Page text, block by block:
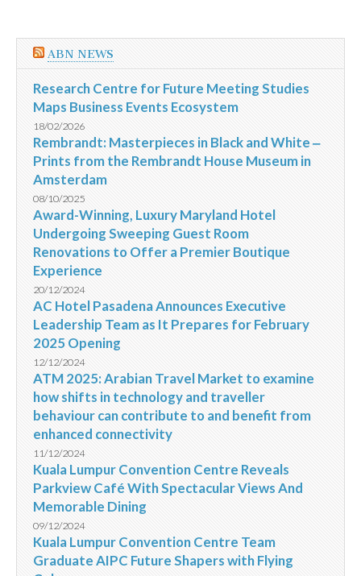
ABN NEWS
Research Centre for Future Meeting Studies
Maps Business Events Ecosystem
18/02/2026
Rembrandt: Masterpieces in Black and White ‒
Prints from the Rembrandt House Museum in
Amsterdam
08/10/2025
Award-Winning, Luxury Maryland Hotel
Undergoing Sweeping Guest Room
Renovations to Offer a Premier Boutique
Experience
20/12/2024
AC Hotel Pasadena Announces Executive
Leadership Team as It Prepares for February
2025 Opening
12/12/2024
ATM 2025: Arabian Travel Market to examine
how shifts in technology and traveller
behaviour can contribute to and benefit from
enhanced connectivity
11/12/2024
Kuala Lumpur Convention Centre Reveals
Parkview Café With Spectacular Views And
Memorable Dining
09/12/2024
Kuala Lumpur Convention Centre Team
Graduate AIPC Future Shapers with Flying